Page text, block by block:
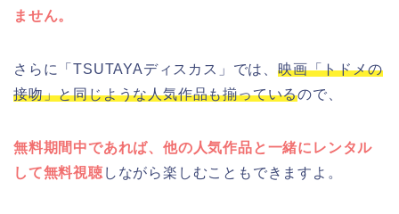
ません。
さらに「TSUTAYAディスカス」では、 映画「トドメの
接吻」と同じような人気作品も揃っているので、
無料期間中であれば、他の人気作品と一緒にレンタル
して無料視聴 しながら楽しむこともできますよ。